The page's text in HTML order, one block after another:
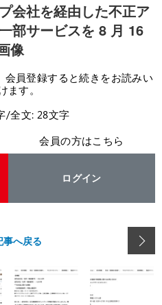
会社を経由した不正ア
部サービスを 8 月 16
像
会員登録すると続きをお読みい
ます。
/全文: 28文字
会員の方はこちら
ログイン
事へ戻る